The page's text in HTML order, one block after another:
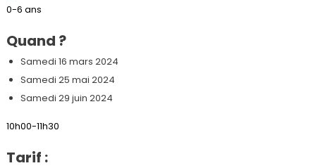
0-6 ans
Quand ?
Samedi 16 mars 2024
Samedi 25 mai 2024
Samedi 29 juin 2024
10h00-11h30
Tarif :